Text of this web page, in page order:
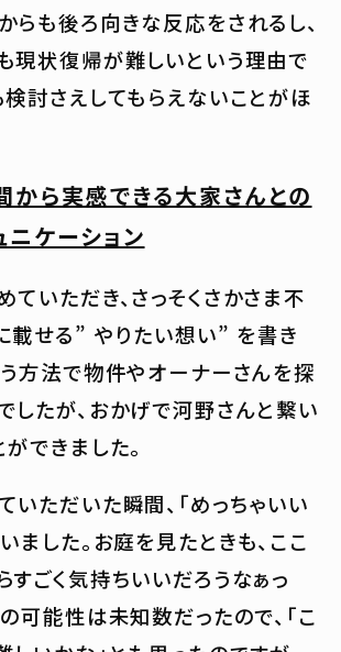
らも後ろ向きな反応をされるし、
現状復帰が難しいという理由で
検討さえしてもらえないことがほ
から実感できる大家さんとの
ケーション
ていただき、さっそくさかさま不
載せる” やりたい想い” を書き
う方法で物件やオーナーさんを探
したが、おかげで河野さんと繋い
できました。
いただいた瞬間、「めっちゃいい
ました。お庭を見たときも、ここ
すごく気持ちいいだろうなぁっ
可能性は未知数だったので、「こ